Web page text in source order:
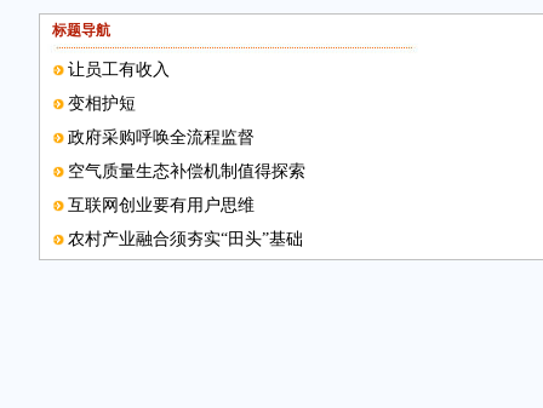
标题导航
让员工有收入
变相护短
政府采购呼唤全流程监督
空气质量生态补偿机制值得探索
互联网创业要有用户思维
农村产业融合须夯实“田头”基础